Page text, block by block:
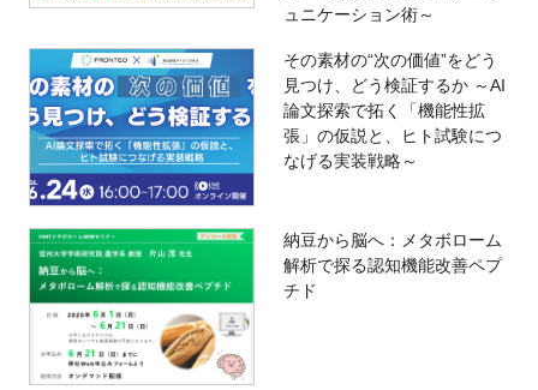
ュニケーション術～
その素材の“次の価値”をどう
見つけ、どう検証するか ～AI
論文探索で拓く「機能性拡
張」の仮説と、ヒト試験につ
なげる実装戦略～
納豆から脳へ：メタボローム
解析で探る認知機能改善ペプ
チド